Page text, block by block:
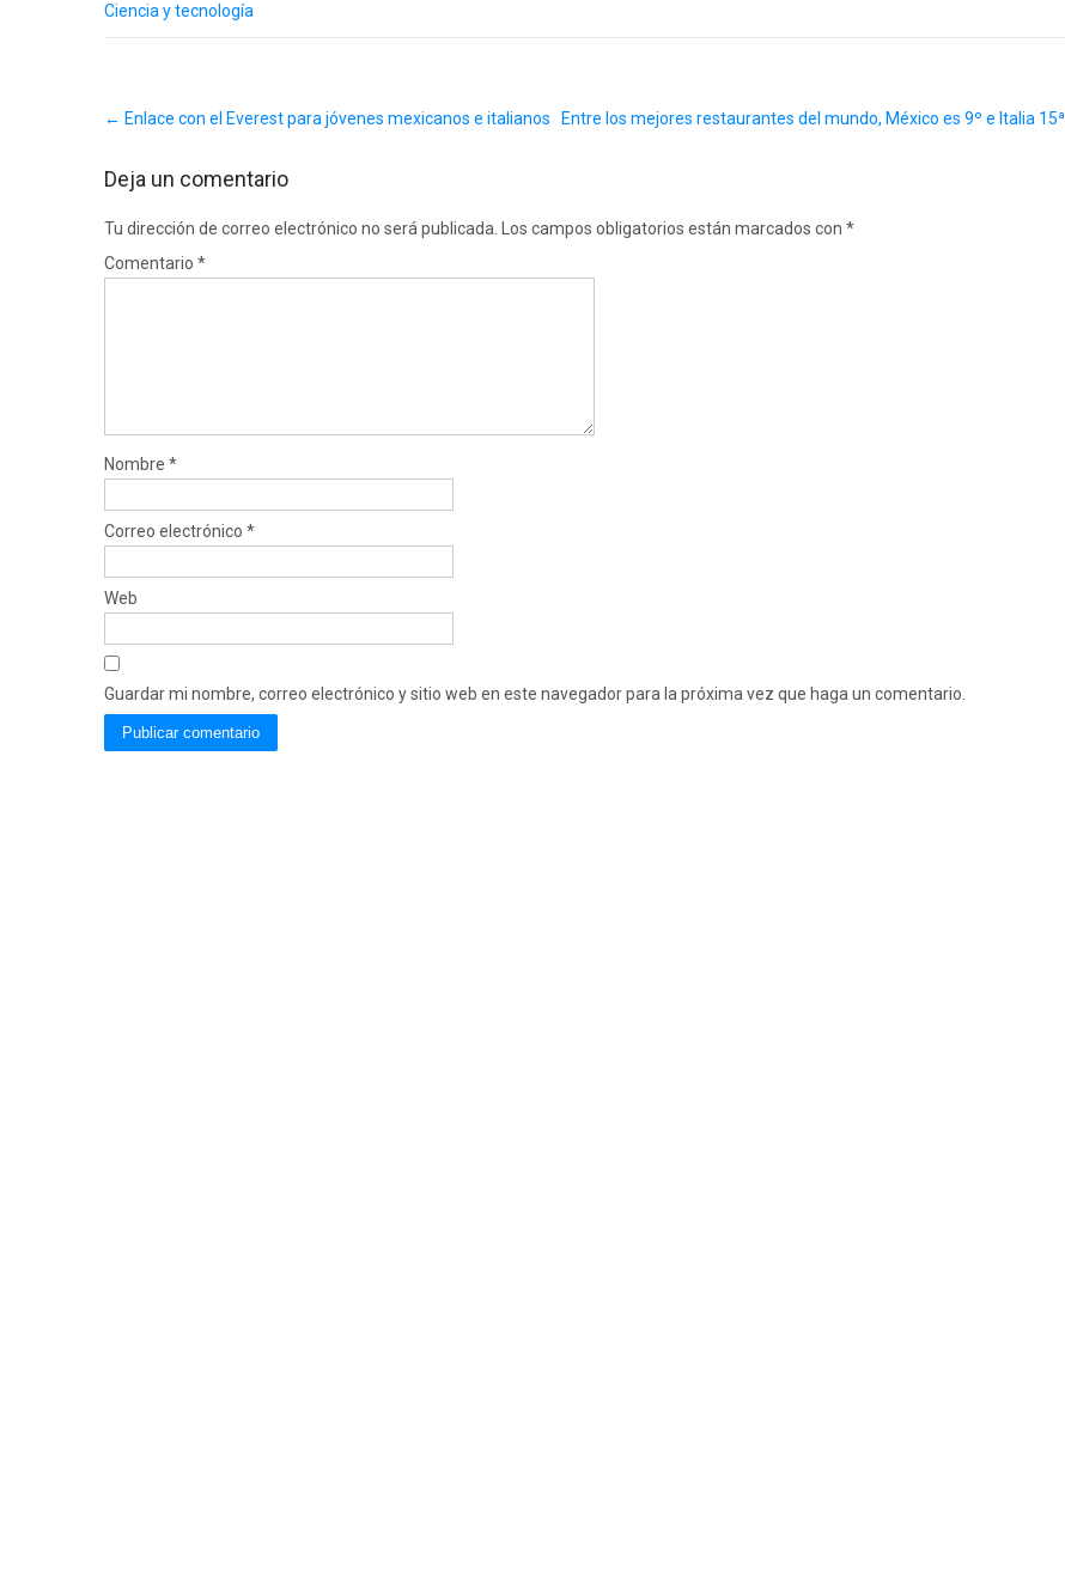
Ciencia y tecnología
navigation
← Enlace con el Everest para jóvenes mexicanos e italianos Entre los mejores restaurantes del mundo, México es 9º e Italia 15ª
Deja un comentario
Tu dirección de correo electrónico no será publicada. Los campos obligatorios están marcados con *
Comentario *
Nombre *
Correo electrónico *
Web
Guardar mi nombre, correo electrónico y sitio web en este navegador para la próxima vez que haga un comentario.